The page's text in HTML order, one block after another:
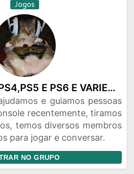
Jogos
PSX,PS2,PS3,PS4,PS5 E PS6 E VARIEDADES
e guiamos pessoas
recentemente, tiramos
temos diversos membros
para jogar e conversar.
NO GRUPO